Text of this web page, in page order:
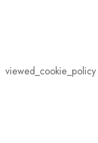
viewed_cookie_policy